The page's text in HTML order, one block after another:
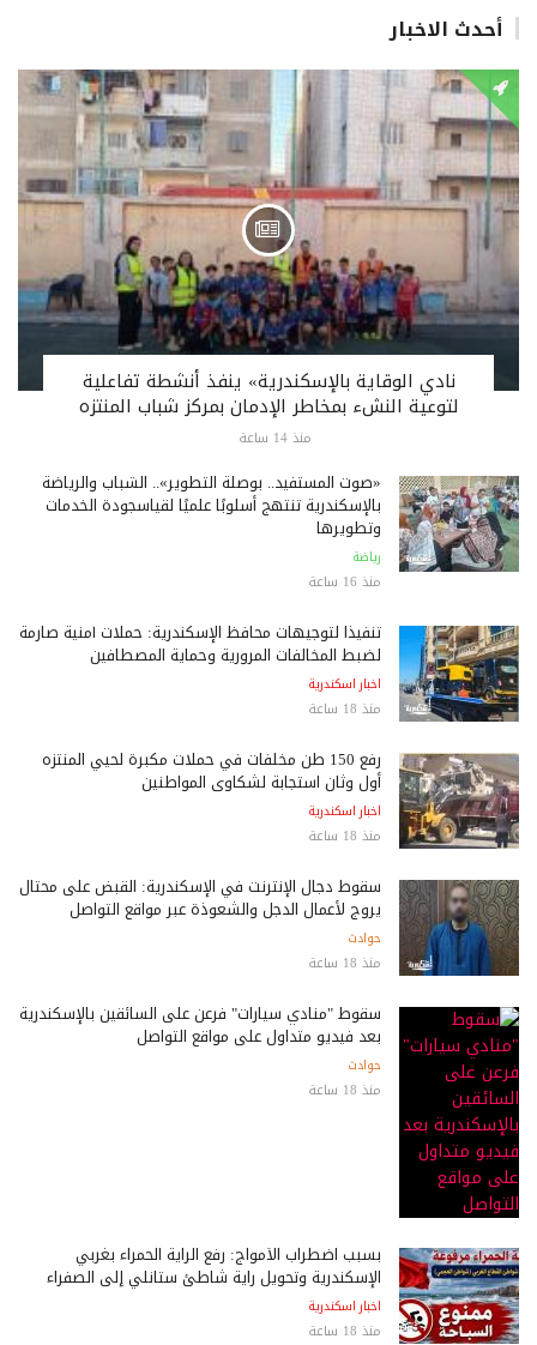
أحدث الاخبار
نادي الوقاية بالإسكندرية» ينفذ أنشطة تفاعلية
لتوعية النشء بمخاطر الإدمان بمركز شباب المنتزه
منذ 14 ساعة
«صوت المستفيد.. بوصلة التطوير».. الشباب والرياضة
بالإسكندرية تنتهج أسلوبًا علميًا لقياسجودة الخدمات
وتطويرها
رياضة
منذ 16 ساعة
تنفيذًا لتوجيهات محافظ الإسكندرية: حملات أمنية صارمة
لضبط المخالفات المرورية وحماية المصطافين
اخبار اسكندرية
منذ 18 ساعة
رفع 150 طن مخلفات في حملات مكبرة لحيي المنتزه
أول وثان استجابة لشكاوى المواطنين
اخبار اسكندرية
منذ 18 ساعة
سقوط دجال الإنترنت في الإسكندرية: القبض على محتال
يروج لأعمال الدجل والشعوذة عبر مواقع التواصل
حوادث
منذ 18 ساعة
سقوط "منادي سيارات" فرعن على السائقين بالإسكندرية
بعد فيديو متداول على مواقع التواصل
حوادث
منذ 18 ساعة
بسبب اضطراب الأمواج: رفع الراية الحمراء بغربي
الإسكندرية وتحويل راية شاطئ ستانلي إلى الصفراء
اخبار اسكندرية
منذ 18 ساعة